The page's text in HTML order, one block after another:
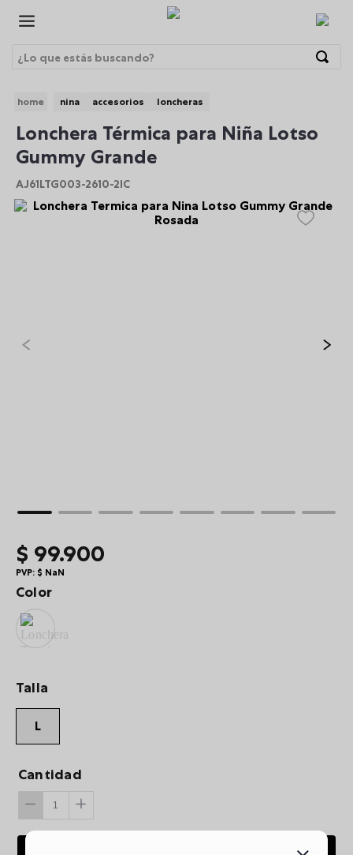
¿Lo que estás buscando?
nina accesorios loncheras
Lonchera Térmica para Niña Lotso
Gummy Grande
AJ61LTG003-2610-2IC
$ 99.900
PVP: $ NaN
Talla
L
Color
Cantidad
1.
morrales
2.
gorras
3.
bolsos
4.
morral